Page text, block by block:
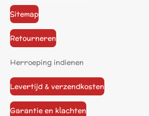
Sitemap
Retourneren
Herroeping indienen
Levertijd & verzendkosten
Garantie en klachten